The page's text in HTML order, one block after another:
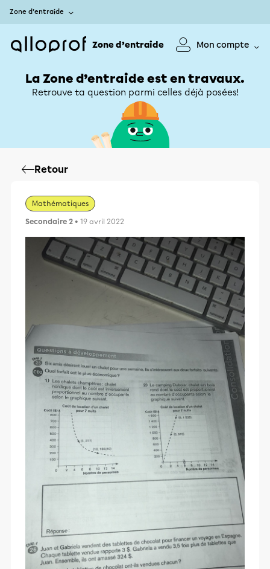
Zone d’entraide
Zone d’entraide Mon compte
La Zone d’entraide est en travaux.
Retrouve ta question parmi celles déjà posées!
Retour
Mathématiques
Secondaire 2 • 19 avril 2022